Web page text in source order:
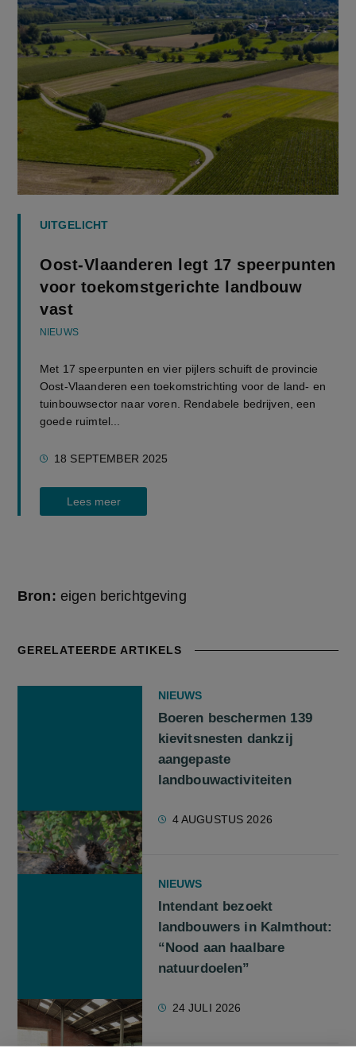
UITGELICHT
Oost-Vlaanderen legt 17 speerpunten
voor toekomstgerichte landbouw
vast
NIEUWS
Met 17 speerpunten en vier pijlers schuift de provincie
Oost-Vlaanderen een toekomstrichting voor de land- en
tuinbouwsector naar voren. Rendabele bedrijven, een
goede ruimtel...
18 SEPTEMBER 2025
Lees meer
Bron: eigen berichtgeving
GERELATEERDE ARTIKELS
NIEUWS
Boeren beschermen 139
kievitsnesten dankzij
aangepaste
landbouwactiviteiten
4 AUGUSTUS 2026
NIEUWS
Intendant bezoekt
landbouwers in Kalmthout:
“Nood aan haalbare
natuurdoelen”
24 JULI 2026